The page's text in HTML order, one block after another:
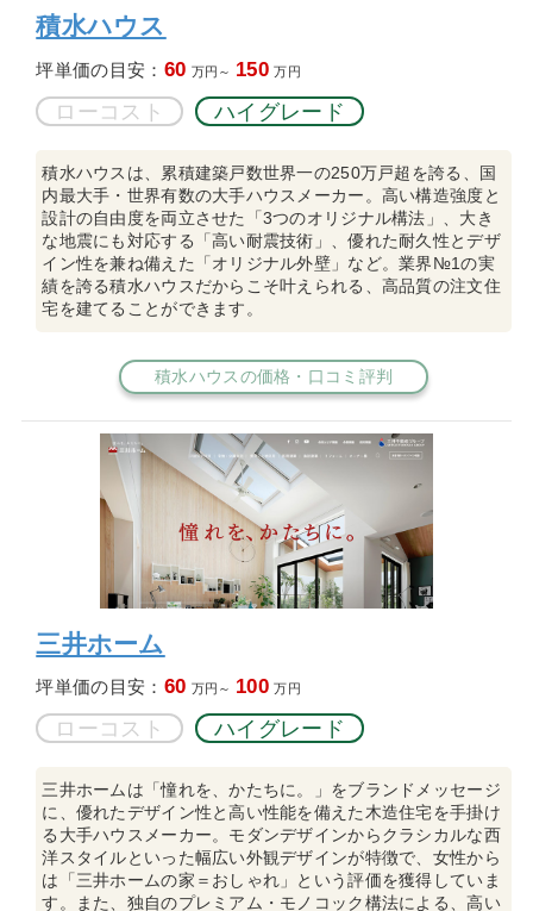
積水ハウス
坪単価の目安： 60 万円～ 150 万円
ローコスト ハイグレード
積水ハウスは、累積建築戸数世界一の250万戸超を誇る、国
内最大手・世界有数の大手ハウスメーカー。高い構造強度と
設計の自由度を両立させた「3つのオリジナル構法」、大き
な地震にも対応する「高い耐震技術」、優れた耐久性とデザ
イン性を兼ね備えた「オリジナル外壁」など。業界№1の実
績を誇る積水ハウスだからこそ叶えられる、高品質の注文住
宅を建てることができます。
積水ハウスの価格・口コミ評判
三井ホーム
坪単価の目安： 60 万円～ 100 万円
ローコスト ハイグレード
三井ホームは「憧れを、かたちに。」をブランドメッセージ
に、優れたデザイン性と高い性能を備えた木造住宅を手掛け
る大手ハウスメーカー。モダンデザインからクラシカルな西
洋スタイルといった幅広い外観デザインが特徴で、女性から
は「三井ホームの家＝おしゃれ」という評価を獲得していま
す。また、独自のプレミアム・モノコック構法による、高い